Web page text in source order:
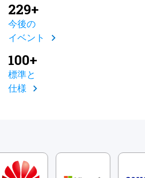
229+
今後の
イベント
100+
標準と
仕様